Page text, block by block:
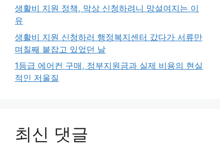
생활비 지원 정책, 막상 신청하려니 망설여지는 이
유
생활비 지원 신청하러 행정복지센터 갔다가 서류만
며칠째 붙잡고 있었던 날
1등급 에어컨 구매, 정부지원금과 실제 비용의 현실
적인 저울질
최신 댓글